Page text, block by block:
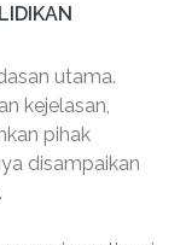
utama.
kejelasan,
pihak
disampaikan